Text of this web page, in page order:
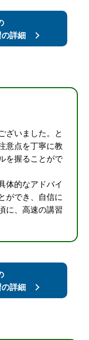
詳細
ざいました。と
意点を丁寧に教
を握ることがで
体的なアドバイ
ができ、自信に
に、高速の講習
詳細